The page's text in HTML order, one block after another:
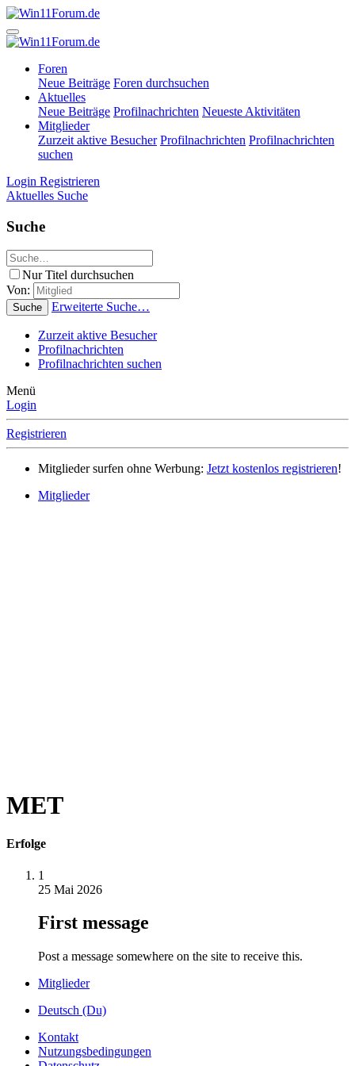
Foren
Neue Beiträge Foren durchsuchen
Aktuelles
Neue Beiträge Profilnachrichten Neueste Aktivitäten
Mitglieder
Zurzeit aktive Besucher Profilnachrichten Profilnachrichten
suchen
Login Registrieren
Aktuelles Suche
Suche
Nur Titel durchsuchen
Von:
Suche Erweiterte Suche…
Zurzeit aktive Besucher
Profilnachrichten
Profilnachrichten suchen
Menü
Login
Registrieren
Mitglieder surfen ohne Werbung: Jetzt kostenlos registrieren!
Mitglieder
MET
Erfolge
1
25 Mai 2026
First message
Post a message somewhere on the site to receive this.
Mitglieder
Deutsch (Du)
Kontakt
Nutzungsbedingungen